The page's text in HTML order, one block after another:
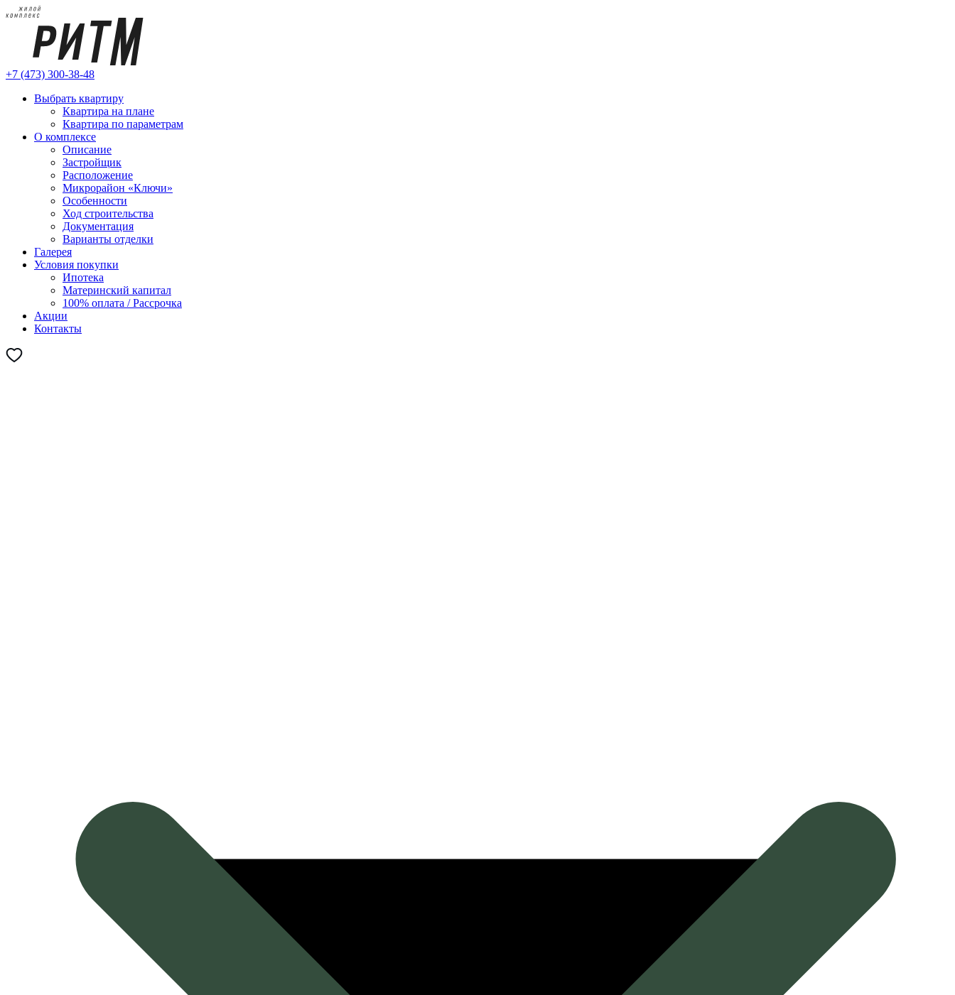
+7 (473) 300-38-48
Выбрать квартиру
Квартира на плане
Квартира по параметрам
О комплексе
Описание
Застройщик
Расположение
Микрорайон «Ключи»
Особенности
Ход строительства
Документация
Варианты отделки
Галерея
Условия покупки
Ипотека
Материнский капитал
100% оплата / Рассрочка
Акции
Контакты